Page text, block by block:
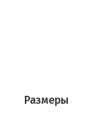
Размеры